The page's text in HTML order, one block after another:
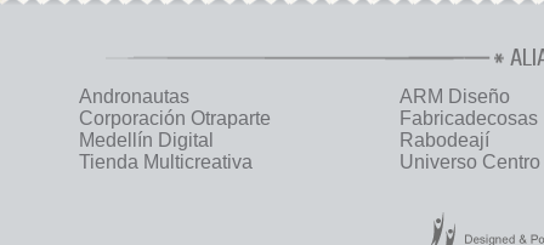
Andronautas
ARM Diseño
Corporación Otraparte
Fabricadecosas
Medellín Digital
Rabodeají
Tienda Multicreativa
Universo Centro